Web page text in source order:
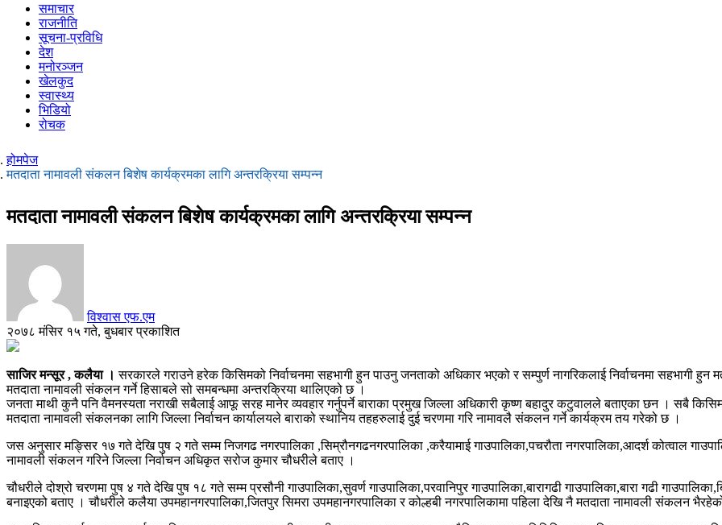
समाचार
राजनीति
सूचना-प्रविधि
देश
मनोरञ्जन
खेलकुद
स्वास्थ्य
भिडियो
रोचक
होमपेज
मतदाता नामावली संकलन बिशेष कार्यक्रमका लागि अन्तरक्रिया सम्पन्न
मतदाता नामावली संकलन बिशेष कार्यक्रमका लागि अन्तरक्रिया सम्पन्न
विश्वास एफ.एम
२०७८ मंसिर १५ गते, बुधबार प्रकाशित
साजिर मन्सूर , कलैया ।सरकारले गराउने हरेक किसिमको निर्वाचनमा सहभागी हुन पाउनु जनताको अधिकार भएको र सम्पुर्ण नागरिकलाई निर्वाचनमा सहभागी हुन
मतदाता नामावली संकलन गर्ने हिसाबले सो समबन्धमा अन्तरक्रिया थालिएको छ ।
जनता माथी कुनै पनि वैमनस्यता नराखी सबैलाई आफू सरह मानेर व्यवहार गर्नुपर्ने बाराका प्रमुख जिल्ला अधिकारी कृष्ण बहादुर कटुवालले बताएका छन । सबै
मतदाता नामावली संकलनका लागि जिल्ला निर्वाचन कार्यालयले बाराको स्थानिय तहहरुलाई दुई चरणमा गरि नामावलै संकलन गर्ने कार्यक्रम तय गरेको छ ।
जस अनुसार मङ्सिर १७ गते देखि पुष २ गते सम्म निजगढ नगरपालिका ,सिम्रौनगढनगरपालिका ,करैयामाई गाउपालिका,पचरौता नगरपालिका,आदर्श कोत्वाल
नामावली संकलन गरिने जिल्ला निर्वाचन अधिकृत सरोज कुमार चौधरीले बताए ।
चौधरीले दोश्रो चरणमा पुष ४ गते देखि पुष १८ गते सम्म प्रसौनी गाउपालिका,सुवर्ण गाउपालिका,परवानिपुर गाउपालिका,बारागढी गाउपालिका,बारा गढी
बनाइएको बताए । चौधरीले कलैया उपमहानगरपालिका,जितपुर सिमरा उपमहानगरपालिका र कोल्हबी नगरपालिकामा पहिला देखि नै मतदाता नामावली संकलन